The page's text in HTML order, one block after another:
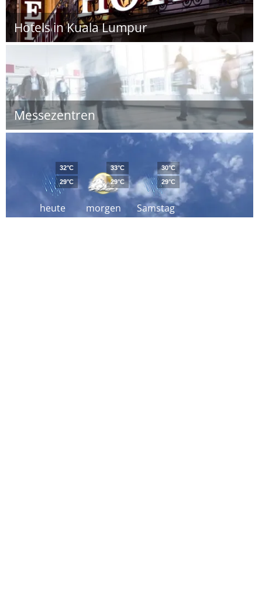
Hotels in Kuala Lumpur
Messezentren
heute
32°C
29°C
morgen
33°C
29°C
Samstag
30°C
29°C